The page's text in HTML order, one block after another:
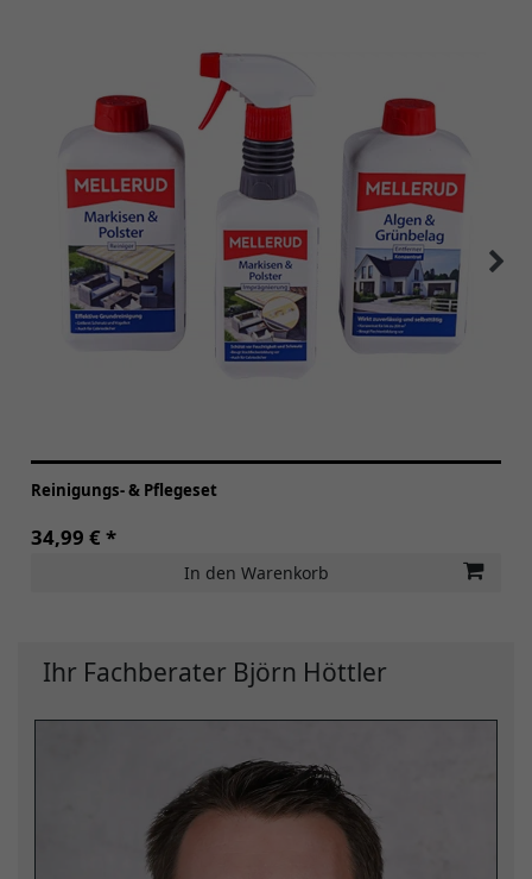
Reinigungs- & Pflegeset
34,99 € *
In den Warenkorb
Ihr Fachberater Björn Höttler